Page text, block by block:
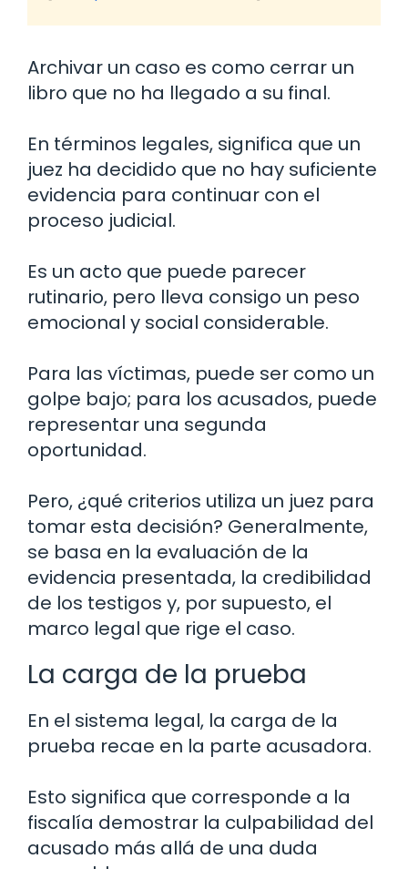
Archivar un caso es como cerrar un
libro que no ha llegado a su final.
En términos legales, significa que un
juez ha decidido que no hay suficiente
evidencia para continuar con el
proceso judicial.
Es un acto que puede parecer
rutinario, pero lleva consigo un peso
emocional y social considerable.
Para las víctimas, puede ser como un
golpe bajo; para los acusados, puede
representar una segunda
oportunidad.
Pero, ¿qué criterios utiliza un juez para
tomar esta decisión? Generalmente,
se basa en la evaluación de la
evidencia presentada, la credibilidad
de los testigos y, por supuesto, el
marco legal que rige el caso.
La carga de la prueba
En el sistema legal, la carga de la
prueba recae en la parte acusadora.
Esto significa que corresponde a la
fiscalía demostrar la culpabilidad del
acusado más allá de una duda